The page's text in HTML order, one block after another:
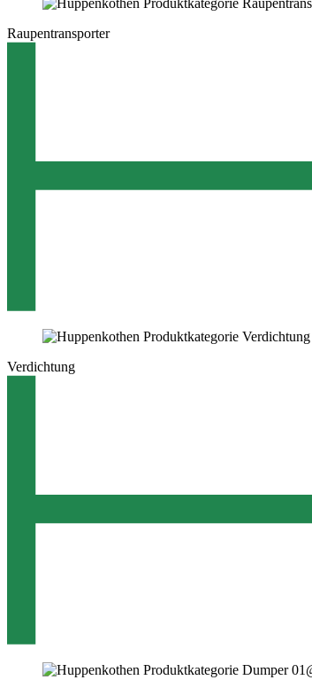
Raupentransporter
Verdichtung